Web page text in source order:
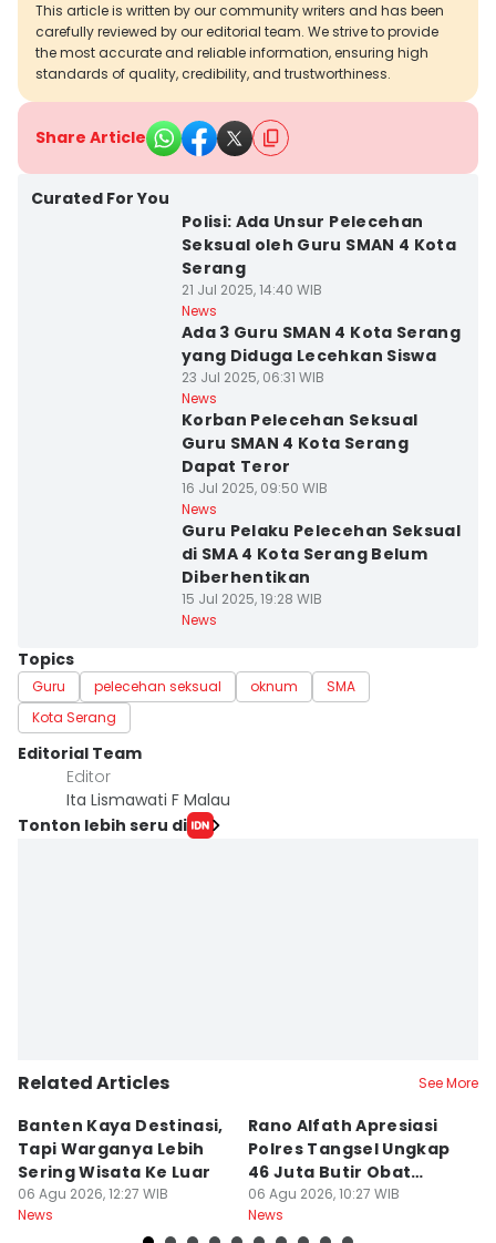
This article is written by our community writers and has been
carefully reviewed by our editorial team. We strive to provide
the most accurate and reliable information, ensuring high
standards of quality, credibility, and trustworthiness.
Share Article
Curated For You
Polisi: Ada Unsur Pelecehan
Seksual oleh Guru SMAN 4 Kota
Serang
21 Jul 2025, 14:40 WIB
News
Ada 3 Guru SMAN 4 Kota Serang
yang Diduga Lecehkan Siswa
23 Jul 2025, 06:31 WIB
News
Korban Pelecehan Seksual
Guru SMAN 4 Kota Serang
Dapat Teror
16 Jul 2025, 09:50 WIB
News
Guru Pelaku Pelecehan Seksual
di SMA 4 Kota Serang Belum
Diberhentikan
15 Jul 2025, 19:28 WIB
News
Topics
Guru pelecehan seksual oknum
SMA
Kota Serang
Editorial Team
Editor
Ita Lismawati F Malau
Tonton lebih seru di
Related Articles See More
Banten Kaya Destinasi,
Tapi Warganya Lebih
Sering Wisata Ke Luar
06 Agu 2026, 12:27 WIB
News
Rano Alfath Apresiasi
Polres Tangsel Ungkap
46 Juta Butir Obat
Keras
06 Agu 2026, 10:27 WIB
News